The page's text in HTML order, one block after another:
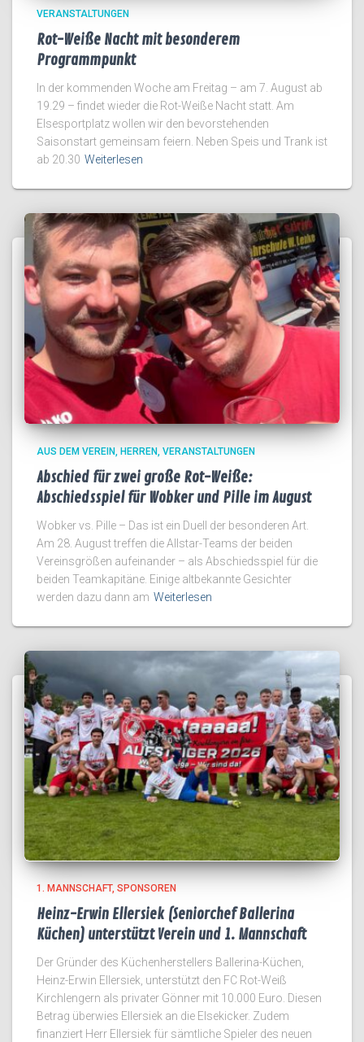
VERANSTALTUNGEN
Rot-Weiße Nacht mit besonderem
Programmpunkt
In der kommenden Woche am Freitag – am 7. August ab
19.29 – findet wieder die Rot-Weiße Nacht statt. Am
Elsesportplatz wollen wir den bevorstehenden
Saisonstart gemeinsam feiern. Neben Speis und Trank ist
ab 20.30 Weiterlesen
AUS DEM VEREIN HERREN VERANSTALTUNGEN
Abschied für zwei große Rot-Weiße:
Abschiedsspiel für Wobker und Pille im August
Wobker vs. Pille – Das ist ein Duell der besonderen Art.
Am 28. August treffen die Allstar-Teams der beiden
Vereinsgrößen aufeinander – als Abschiedsspiel für die
beiden Teamkapitäne. Einige altbekannte Gesichter
werden dazu dann am Weiterlesen
1. MANNSCHAFT SPONSOREN
Heinz-Erwin Ellersiek (Seniorchef Ballerina
Küchen) unterstützt Verein und 1. Mannschaft
Der Gründer des Küchenherstellers Ballerina-Küchen,
Heinz-Erwin Ellersiek, unterstützt den FC Rot-Weiß
Kirchlengern als privater Gönner mit 10.000 Euro. Diesen
Betrag überwies Ellersiek an die Elsekicker. Zudem
finanziert Herr Ellersiek für sämtliche Spieler des neuen